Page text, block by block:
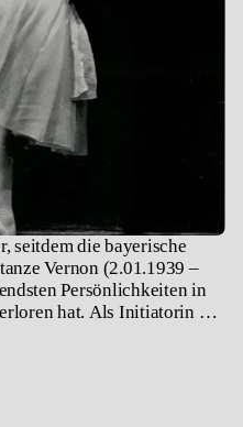
seitdem die bayerische
Vernon (2.01.1939 –
Persönlichkeiten in
hat. Als Initiatorin der